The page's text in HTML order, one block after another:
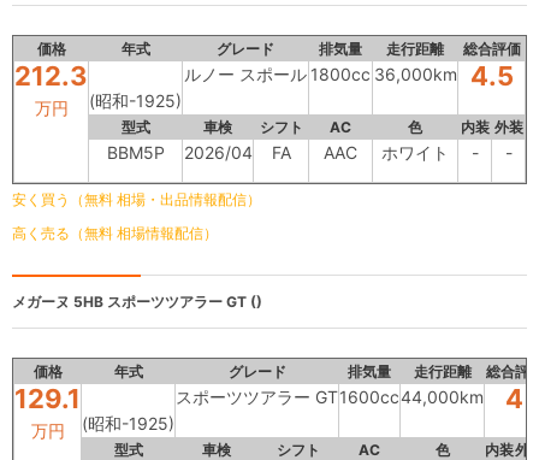
価格 年式 グレード 排気量 走行距離 総合評価
212.3
万円 (昭和-1925)
ルノー スポール 1800cc 36,000km 4.5
型式 車検 シフト AC 色 内装 外装
BBM5P 2026/04 FA AAC ホワイト - -
安く買う（無料 相場・出品情報配信）
高く売る（無料 相場情報配信）
メガーヌ 5HB スポーツツアラー GT ()
価格 年式 グレード 排気量 走行距離 総合評
129.1
万円 (昭和-1925)
スポーツツアラー GT1600cc44,000km 4
型式 車検 シフト AC 色 内装外